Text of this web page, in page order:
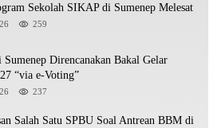
Sekolah SIKAP di Sumenep Melesat
259
Sumenep Direncanakan Bakal Gelar
“via e-Voting”
237
Salah Satu SPBU Soal Antrean BBM di